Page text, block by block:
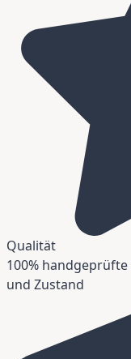
Qualität
100%
und Zustand